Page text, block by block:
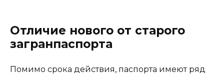
Отличие нового от старого
загранпаспорта
Помимо срока действия, паспорта имеют ряд